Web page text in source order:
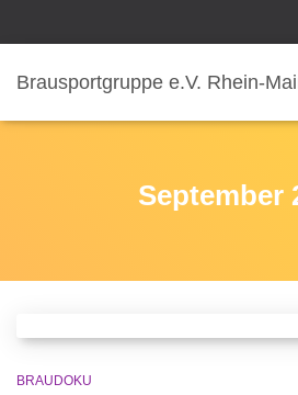
Brausportgruppe e.V. Rhein-
September
BRAUDOKU